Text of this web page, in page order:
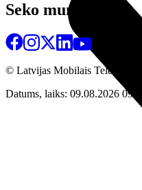
Seko mums
© Latvijas Mobilais Telefons
Datums, laiks: 09.08.2026 09:15